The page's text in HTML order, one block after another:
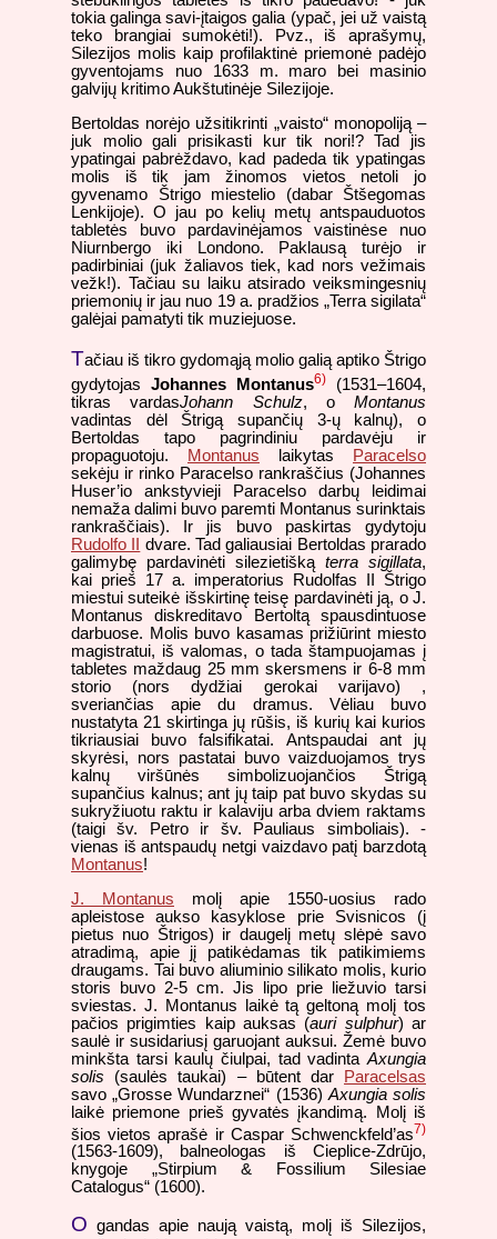
tokia galinga savi-įtaigos galia (ypač, jei už vaistą
teko brangiai sumokėti!). Pvz., iš aprašymų,
Silezijos molis kaip profilaktinė priemonė padėjo
gyventojams nuo 1633 m. maro bei masinio
galvijų kritimo Aukštutinėje Silezijoje.
Bertoldas norėjo užsitikrinti „vaisto“ monopoliją –
juk molio gali prisikasti kur tik nori!? Tad jis
ypatingai pabrėždavo, kad padeda tik ypatingas
molis iš tik jam žinomos vietos netoli jo
gyvenamo Štrigo miestelio (dabar Štšegomas
Lenkijoje). O jau po kelių metų antspauduotos
tabletės buvo pardavinėjamos vaistinėse nuo
Niurnbergo iki Londono. Paklausą turėjo ir
padirbiniai (juk žaliavos tiek, kad nors vežimais
vežk!). Tačiau su laiku atsirado veiksmingesnių
priemonių ir jau nuo 19 a. pradžios „Terra sigilata“
galėjai pamatyti tik muziejuose.
Tačiau iš tikro gydomąją molio galią aptiko Štrigo
gydytojas Johannes Montanus6) (1531–1604,
tikras vardasJohann Schulz, o Montanus
vadintas dėl Štrigą supančių 3-ų kalnų), o
Bertoldas tapo pagrindiniu pardavėju ir
propaguotoju.
Montanus laikytas
Paracelso
sekėju ir rinko Paracelso rankraščius (Johannes
Huser’io ankstyvieji Paracelso darbų leidimai
nemaža dalimi buvo paremti Montanus surinktais
rankraščiais). Ir jis buvo paskirtas gydytoju
Rudolfo II
dvare. Tad galiausiai Bertoldas prarado
galimybę pardavinėti silezietišką terra sigillata,
kai prieš 17 a. imperatorius Rudolfas II Štrigo
miestui suteikė išskirtinę teisę pardavinėti ją, o J.
Montanus diskreditavo Bertoltą spausdintuose
darbuose. Molis buvo kasamas prižiūrint miesto
magistratui, iš valomas, o tada štampuojamas į
tabletes maždaug 25 mm skersmens ir 6-8 mm
storio (nors dydžiai gerokai varijavo) ,
sveriančias apie du dramus. Vėliau buvo
nustatyta 21 skirtinga jų rūšis, iš kurių kai kurios
tikriausiai buvo falsifikatai. Antspaudai ant jų
skyrėsi, nors pastatai buvo vaizduojamos trys
kalnų viršūnės simbolizuojančios Štrigą
supančius kalnus; ant jų taip pat buvo skydas su
sukryžiuotu raktu ir kalaviju arba dviem raktams
(taigi šv. Petro ir šv. Pauliaus simboliais). -
vienas iš antspaudų netgi vaizdavo patį barzdotą
Montanus!
J. Montanus molį apie 1550-uosius rado
apleistose aukso kasyklose prie Svisnicos (į
pietus nuo Štrigos) ir daugelį metų slėpė savo
atradimą, apie jį patikėdamas tik patikimiems
draugams. Tai buvo aliuminio silikato molis, kurio
storis buvo 2-5 cm. Jis lipo prie liežuvio tarsi
sviestas. J. Montanus laikė tą geltoną molį tos
pačios prigimties kaip auksas (auri sulphur) ar
saulė ir susidariusį garuojant auksui. Žemė buvo
minkšta tarsi kaulų čiulpai, tad vadinta Axungia
solis (saulės taukai) – būtent dar Paracelsas
savo „Grosse Wundarznei“ (1536) Axungia solis
laikė priemone prieš gyvatės įkandimą. Molį iš
šios vietos aprašė ir Caspar Schwenckfeld’as7)
(1563-1609), balneologas iš Cieplice-Zdrūjo,
knygoje „Stirpium & Fossilium Silesiae
Catalogus“ (1600).
O gandas apie naują vaistą, molį iš Silezijos,